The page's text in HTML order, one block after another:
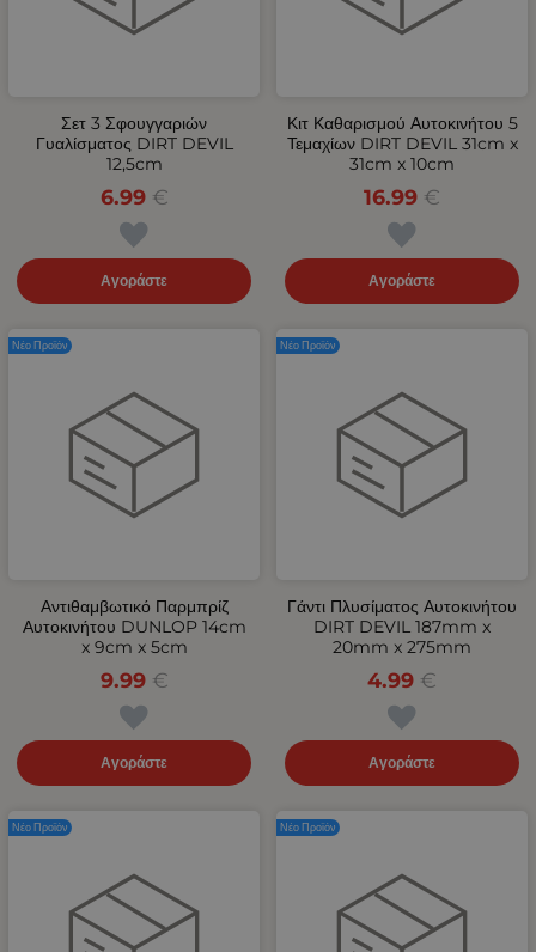
Σετ 3 Σφουγγαριών
Γυαλίσματος DIRT DEVIL
12,5cm
6.99 €
Αγοράστε
Κιτ Καθαρισμού Αυτοκινήτου 5
Τεμαχίων DIRT DEVIL 31cm x
31cm x 10cm
16.99 €
Αγοράστε
Αντιθαμβωτικό Παρμπρίζ
Αυτοκινήτου DUNLOP 14cm
x 9cm x 5cm
9.99 €
Αγοράστε
Νέο Προϊόν
Γάντι Πλυσίματος Αυτοκινήτου
DIRT DEVIL 187mm x
20mm x 275mm
4.99 €
Αγοράστε
Νέο Προϊόν
Νέο Προϊόν Νέο Προϊόν